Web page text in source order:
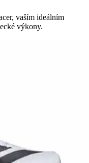
vaším ideálním
výkony.